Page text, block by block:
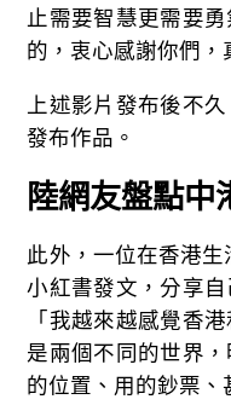
止需要智慧更需要
的，衷心感謝你們，
上述影片發布後不
發布作品。
陸網友盤點中
此外，一位在香港
小紅書發文，分享
「我越來越感覺香
是兩個不同的世界
的位置、用的鈔票、